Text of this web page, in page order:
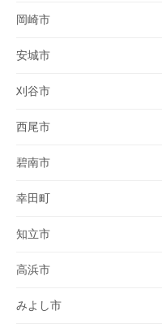
岡崎市
安城市
刈谷市
西尾市
碧南市
幸田町
知立市
高浜市
みよし市